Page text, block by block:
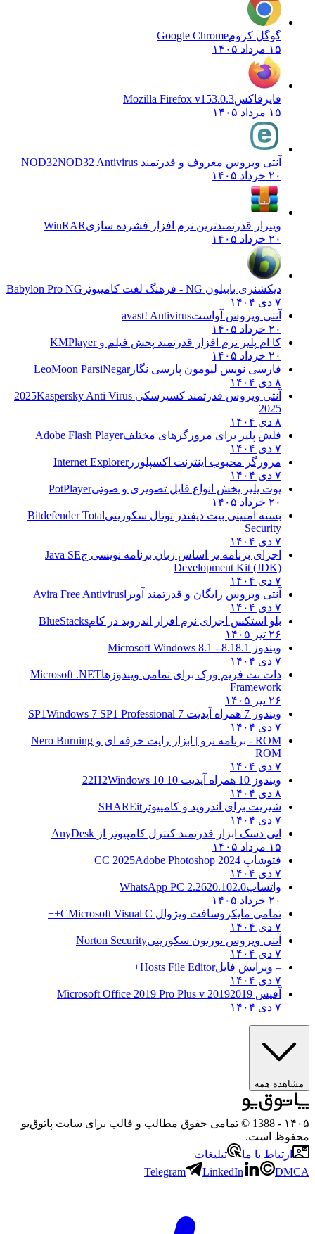
گوگل کرومGoogle Chrome
۱۵ مرداد ۱۴۰۵
فایرفاکسMozilla Firefox v153.0.3
۱۵ مرداد ۱۴۰۵
آنتی ویروس معروف و قدرتمند NOD32 NOD32 Antivirus
۲۰ خرداد ۱۴۰۵
وینرار قدرتمندترین نرم افزار فشرده سازیWinRAR
۲۰ خرداد ۱۴۰۵
دیکشنری بابیلون NG - فرهنگ لغت کامپیوتر
Babylon Pro NG
۷ دی ۱۴۰۴
آنتی ویروس آواستavast! Antivirus
۲۰ خرداد ۱۴۰۵
کا ام پلیر نرم افزار قدرتمند پخش فیلم وKMPlayer
۲۰ خرداد ۱۴۰۵
فارسی نویس لیومون پارسی نگارLeoMoon ParsiNegar
۸ دی ۱۴۰۴
آنتی ویروس قدرتمند کسپرسکی 2025 Kaspersky Anti Virus
2025
۸ دی ۱۴۰۴
فلش پلیر برای مرورگرهای مختلفAdobe Flash Player
۷ دی ۱۴۰۴
مرورگر محبوب اینترنت اکسپلوررInternet Explorer
۷ دی ۱۴۰۴
پوت پلیر پخش انواع فایل تصویری و صوتیPotPlayer
۲۰ خرداد ۱۴۰۵
بسته امنیتی بیت دیفندر توتال سکوریتیBitdefender Total
Security
۷ دی ۱۴۰۴
اجرای برنامه بر اساس زبان برنامه نویسی جJava SE
Development Kit (JDK)
۷ دی ۱۴۰۴
آنتی ویروس رایگان و قدرتمند آویرا Avira Free Antivirus
۷ دی ۱۴۰۴
بلو استکس اجرای نرم افزار اندروید در کامBlueStacks
۲۶ تیر ۱۴۰۵
ویندوز 8.1
8.1 - Microsoft Windows 8.1
۷ دی ۱۴۰۴
دات نت فریم ورک برای تمامی ویندوزهاMicrosoft .NET
Framework
۲۶ تیر ۱۴۰۵
ویندوز 7 همراه آپدیت 7 SP1
Windows 7 SP1 Professional
۷ دی ۱۴۰۴
ROM - برنامه نرو | ابزار رایت حرفه ای و
Nero Burning
ROM
۷ دی ۱۴۰۴
ویندوز 10 همراه آپدیت 10 22H2
Windows 10
۸ دی ۱۴۰۴
شیریت برای اندروید و کامپیوتر SHAREit
۷ دی ۱۴۰۴
انی دسک ابزار قدرتمند کنترل کامپیوتر از AnyDesk
۱۵ مرداد ۱۴۰۵
فتوشاپ CC 2025 Adobe Photoshop 2024
۷ دی ۱۴۰۴
واتساپWhatsApp PC 2.2620.102.0
۲۰ خرداد ۱۴۰۵
تمامی مایکروسافت ویژوال C Microsoft Visual C++
۷ دی ۱۴۰۴
آنتی ویروس نورتون سکوریتیNorton Security
۷ دی ۱۴۰۴
– ویرایش فایلHosts File Editor+
۷ دی ۱۴۰۴
آفیس 2019 2019 Microsoft Office 2019 Pro Plus v
۷ دی ۱۴۰۴
مشاهده همه
۱۴۰۵
- 1388 © تمامی حقوق مطالب و قالب برای سایت پاتوق‌یو
محفوظ است.
ارتباط با ما
تبلیغات
Telegram
LinkedIn DMCA